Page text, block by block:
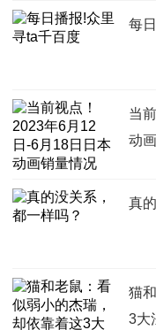
每
当
动
真
猫
3大